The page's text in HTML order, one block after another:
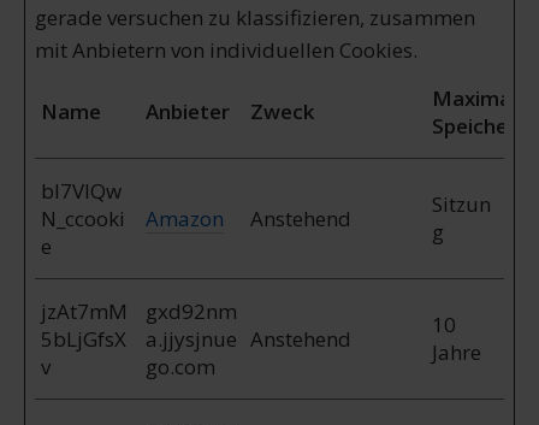
gerade versuchen zu klassifizieren, zusammen
mit Anbietern von individuellen Cookies.
Name Anbieter Zweck
Maximale
bl7VlQw
N_ccooki
e
Amazon Anstehend
Sitzun
g
jzAt7mM
5bLjGfsX
v
gxd92nm
a.jjysjnue
go.com
Anstehend
10
Jahre